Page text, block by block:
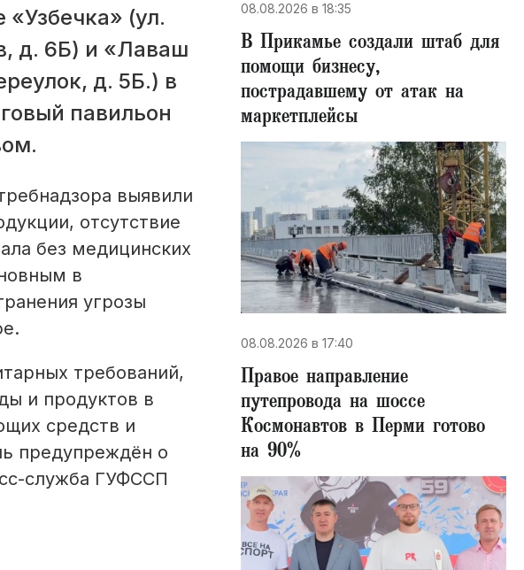
(ул.
д. 6Б) и «Лаваш
д. 5Б.) в
павильон
выявили
отсутствие
без медицинских
в
угрозы
требований,
и продуктов в
средств и
предупреждён о
служба ГУФССП
08.08.2026 в 18:35
В Прикамье создали штаб для
помощи бизнесу,
пострадавшему от атак на
маркетплейсы
08.08.2026 в 17:40
Правое направление
путепровода на шоссе
Космонавтов в Перми готово
на 90%